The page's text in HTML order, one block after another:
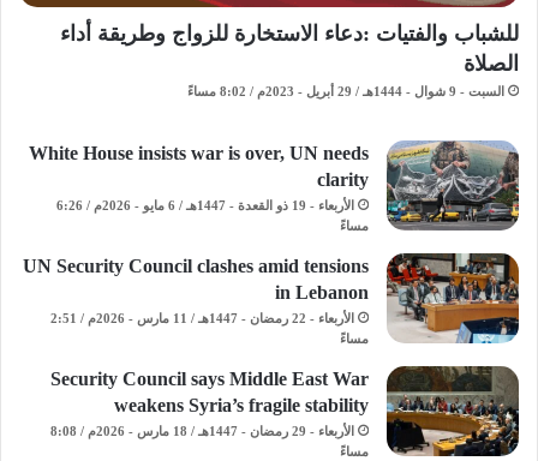
للشباب والفتيات :دعاء الاستخارة للزواج وطريقة أداء
الصلاة
السبت - 9 شوال - 1444هـ / 29 أبريل - 2023م / 8:02 مساءً
White House insists war is over, UN needs
clarity
الأربعاء - 19 ذو القعدة - 1447هـ / 6 مايو - 2026م / 6:26
مساءً
UN Security Council clashes amid tensions
in Lebanon
الأربعاء - 22 رمضان - 1447هـ / 11 مارس - 2026م / 2:51
مساءً
Security Council says Middle East War
weakens Syria’s fragile stability
الأربعاء - 29 رمضان - 1447هـ / 18 مارس - 2026م / 8:08
مساءً